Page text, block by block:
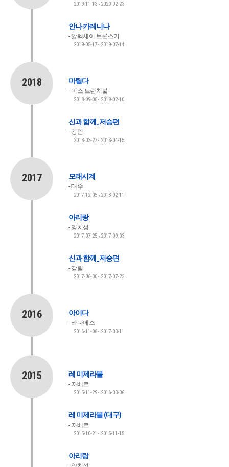
2019-11-13~2020-02-23
안나 카레니나
알렉세이 브론스키
2019-05-17~2019-07-14
2018 마틸다
미스 트런치불
2018-09-08~2019-02-10
신과 함께_저승편
강림
2018-03-27~2018-04-15
2017 모래시계
태수
2017-12-05~2018-02-11
아리랑
양치성
2017-07-25~2017-09-03
신과 함께_저승편
강림
2017-06-30~2017-07-22
2016 아이다
라다메스
2016-11-06~2017-03-11
2015 레 미제라블
자베르
2015-11-29~2016-03-06
레 미제라블 (대구)
자베르
2015-10-21~2015-11-15
아리랑